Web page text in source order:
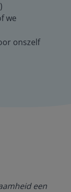
we
onszelf
een